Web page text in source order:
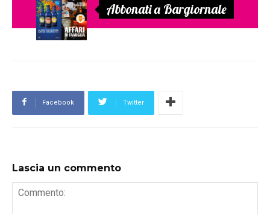
Abbonati a Bargiornale
Facebook Twitter
Lascia un commento